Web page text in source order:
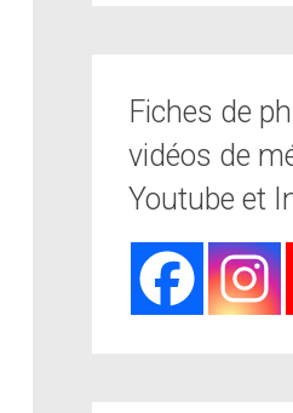
Fiches de
vidéos de
Youtube et